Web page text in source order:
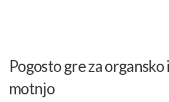
Pogosto gre za
motnjo